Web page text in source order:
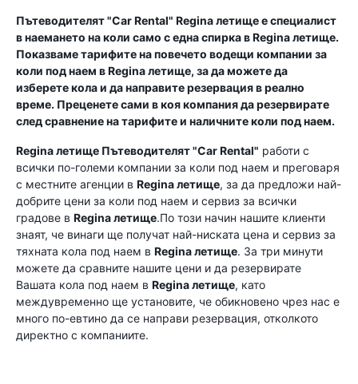
Пътеводителят "Car Rental" Regina летищее специалист
в наемането на коли само с една спирка вRegina летище.
Показваме тарифите на повечето водещи компании за
коли под наем вRegina летище, за да можете да
изберете кола и да направите резервация в реално
време. Преценете сами в коя компания да резервирате
след сравнение на тарифите и наличните коли под наем.
Regina летище Пътеводителят "Car Rental" работи с
всички по-големи компании за коли под наем и преговаря
с местните агенции в Regina летище, за да предложи най-
добрите цени за коли под наем и сервиз за всички
градове в Regina летище.По този начин нашите клиенти
знаят, че винаги ще получат най-ниската цена и сервиз за
тяхната кола под наем в Regina летище. За три минути
можете да сравните нашите цени и да резервирате
Вашата кола под наем в Regina летище, като
междувременно ще установите, че обикновено чрез нас е
много по-евтино да се направи резервация, отколкото
директно с компаниите.